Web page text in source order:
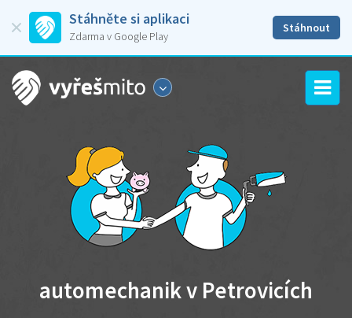
Stáhněte si aplikaci
Zdarma v Google Play
Stáhnout
automechanik v Petrovicích